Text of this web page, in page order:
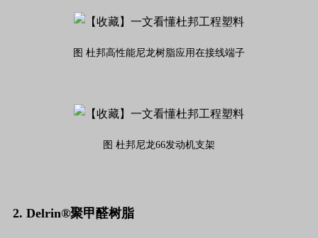
图 杜邦高性能尼龙树脂应用在接线端子
图 杜邦尼龙66发动机支架
2. Delrin®聚甲醛树脂